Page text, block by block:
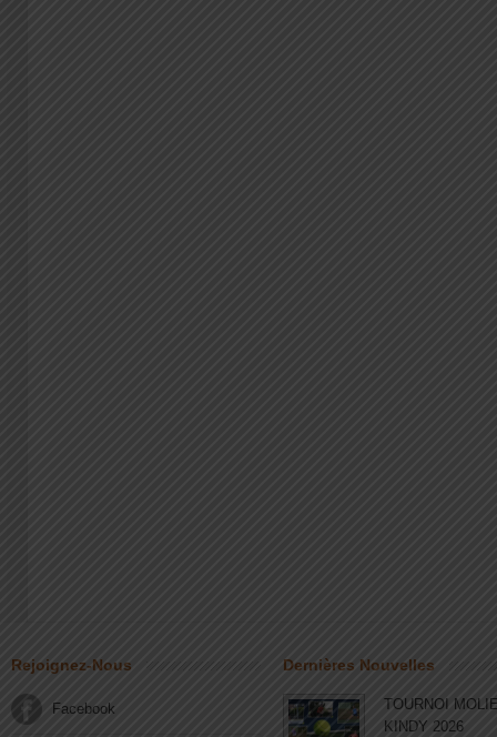
Rejoignez-Nous
Facebook
Dernières Nouvelles
TOURNOI
KINDY 2026